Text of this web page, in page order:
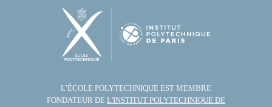
L’ÉCOLE POLYTECHNIQUE EST MEMBRE
FONDATEUR DE L'INSTITUT POLYTECHNIQUE DE